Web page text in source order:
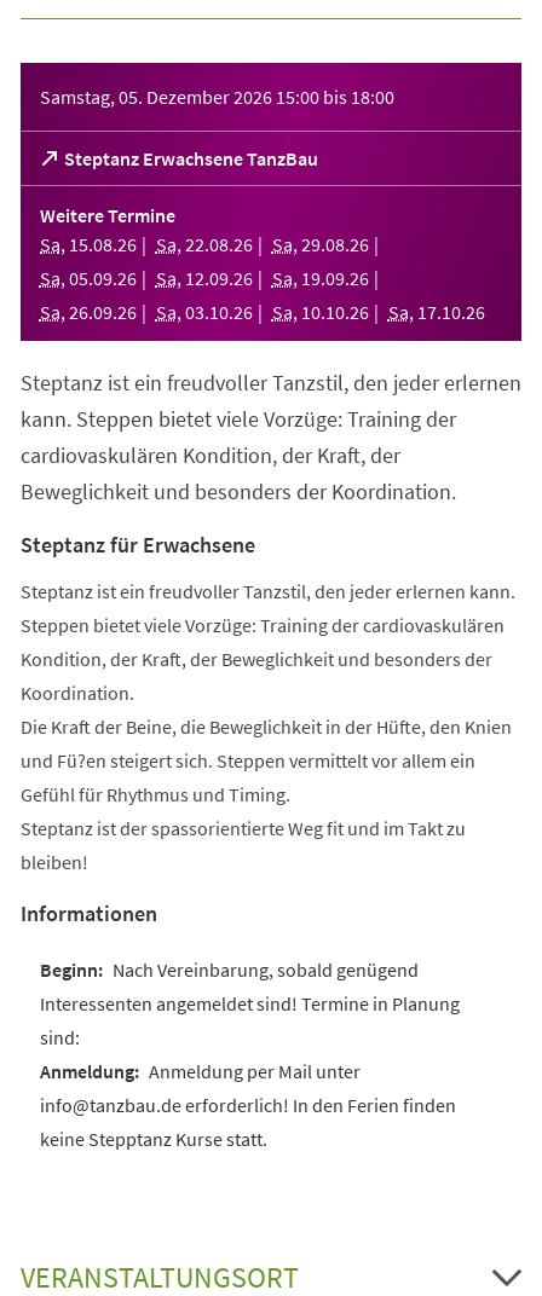
Samstag, 05. Dezember 2026 15:00 bis 18:00
Steptanz Erwachsene TanzBau
(Öffnet
in
einem
neuen
Tab)
Weitere Termine
Sa, 15.08.26 Sa, 22.08.26 Sa, 29.08.26
Sa, 05.09.26 Sa, 12.09.26 Sa, 19.09.26
Sa, 26.09.26 Sa, 03.10.26 Sa, 10.10.26 Sa, 17.10.26
Steptanz ist ein freudvoller Tanzstil, den jeder erlernen
kann. Steppen bietet viele Vorzüge: Training der
cardiovaskulären Kondition, der Kraft, der
Beweglichkeit und besonders der Koordination.
Steptanz für Erwachsene
Steptanz ist ein freudvoller Tanzstil, den jeder erlernen kann.
Steppen bietet viele Vorzüge: Training der cardiovaskulären
Kondition, der Kraft, der Beweglichkeit und besonders der
Koordination.
Die Kraft der Beine, die Beweglichkeit in der Hüfte, den Knien
und Fü?en steigert sich. Steppen vermittelt vor allem ein
Gefühl für Rhythmus und Timing.
Steptanz ist der spassorientierte Weg fit und im Takt zu
bleiben!
Informationen
Nach Vereinbarung, sobald genügend
Interessenten angemeldet sind! Termine in Planung
sind:
Anmeldung per Mail unter
info@tanzbau.de erforderlich! In den Ferien finden
keine Stepptanz Kurse statt.
VERANSTALTUNGSORT